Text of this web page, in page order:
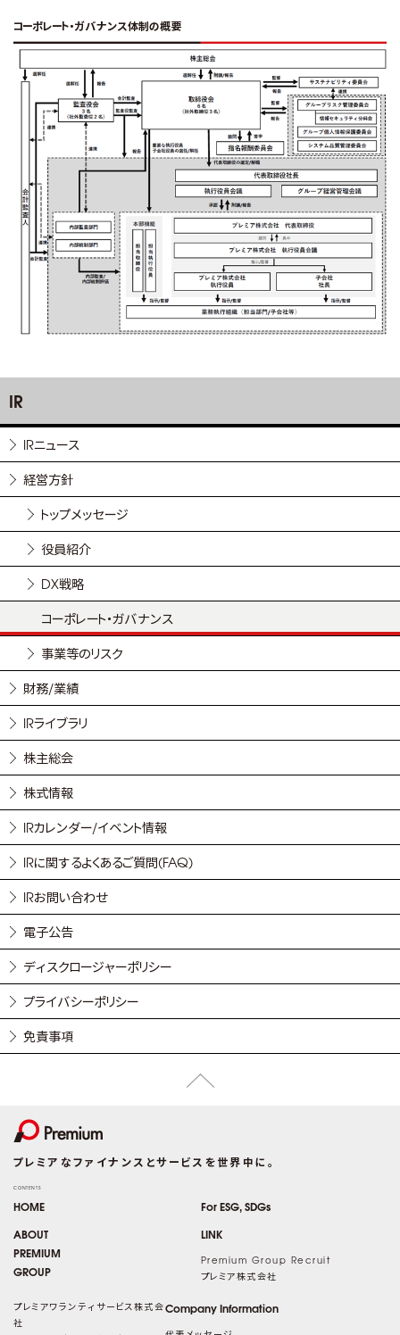
IR
IRニュース
経営方針
トップメッセージ
役員紹介
DX戦略
コーポレート・ガバナンス
事業等のリスク
財務/業績
IRライブラリ
株主総会
株式情報
IRカレンダー/イベント情報
IRに関するよくあるご質問(FAQ)
IRお問い合わせ
電子公告
ディスクロージャーポリシー
プライバシーポリシー
免責事項
コーポレート・ガバナンス体制の概要
プレミアなファイナンスとサービスを世界中に。
CONTENTS
HOME
ABOUT
PREMIUM
GROUP
Company Information
For ESG, SDGs
LINK
Premium Group Recruit
プレミア株式会社
プレミアワランティサービス株式会
社